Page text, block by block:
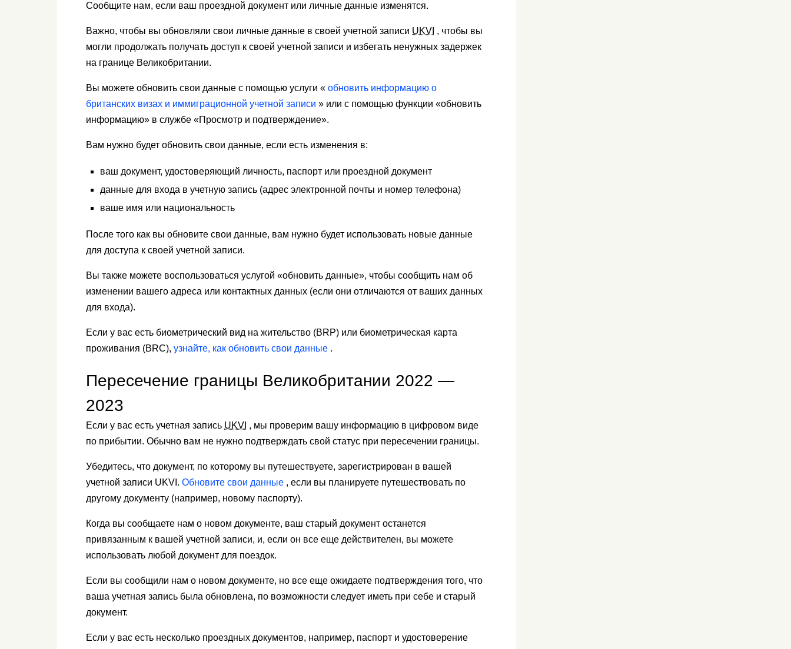
Сообщите нам, если ваш проездной документ или личные данные изменятся.
Важно, чтобы вы обновляли свои личные данные в своей учетной записи UKVI , чтобы вы
могли продолжать получать доступ к своей учетной записи и избегать ненужных задержек
на границе Великобритании.
Вы можете обновить свои данные с помощью услуги « обновить информацию о
британских визах и иммиграционной учетной записи » или с помощью функции «обновить
информацию» в службе «Просмотр и подтверждение».
Вам нужно будет обновить свои данные, если есть изменения в:
ваш документ, удостоверяющий личность, паспорт или проездной документ
данные для входа в учетную запись (адрес электронной почты и номер телефона)
ваше имя или национальность
После того как вы обновите свои данные, вам нужно будет использовать новые данные
для доступа к своей учетной записи.
Вы также можете воспользоваться услугой «обновить данные», чтобы сообщить нам об
изменении вашего адреса или контактных данных (если они отличаются от ваших данных
для входа).
Если у вас есть биометрический вид на жительство (BRP) или биометрическая карта
проживания (BRC), узнайте, как обновить свои данные .
Пересечение границы Великобритании 2022 —
2023
Если у вас есть учетная запись UKVI , мы проверим вашу информацию в цифровом виде
по прибытии. Обычно вам не нужно подтверждать свой статус при пересечении границы.
Убедитесь, что документ, по которому вы путешествуете, зарегистрирован в вашей
учетной записи UKVI. Обновите свои данные , если вы планируете путешествовать по
другому документу (например, новому паспорту).
Когда вы сообщаете нам о новом документе, ваш старый документ останется
привязанным к вашей учетной записи, и, если он все еще действителен, вы можете
использовать любой документ для поездок.
Если вы сообщили нам о новом документе, но все еще ожидаете подтверждения того, что
ваша учетная запись была обновлена, по возможности следует иметь при себе и старый
документ.
Если у вас есть несколько проездных документов, например, паспорт и удостоверение